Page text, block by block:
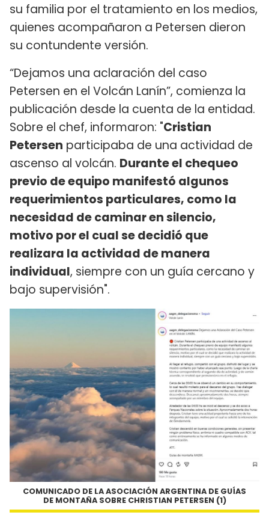
su familia por el tratamiento en los medios,
quienes acompañaron a Petersen dieron
su contundente versión.
“Dejamos una aclaración del caso
Petersen en el Volcán Lanín”, comienza la
publicación desde la cuenta de la entidad.
Sobre el chef, informaron: "Cristian
Petersen participaba de una actividad de
ascenso al volcán. Durante el chequeo
previo de equipo manifestó algunos
requerimientos particulares, como la
necesidad de caminar en silencio,
motivo por el cual se decidió que
realizara la actividad de manera
individual, siempre con un guía cercano y
bajo supervisión".
COMUNICADO DE LA ASOCIACIÓN ARGENTINA DE GUÍAS
DE MONTAÑA SOBRE CHRISTIAN PETERSEN (1)